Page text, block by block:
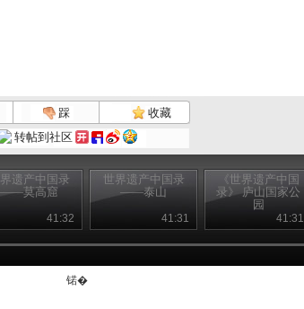
踩
收藏
转帖到社区
界遗产中国录
——莫高窟
41:32
世界遗产中国录
——泰山
41:31
《世界遗产中国
录》 庐山国家公
园
41:31
锘�